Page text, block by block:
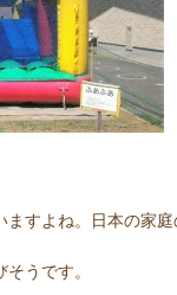
すよね。日本の家
うです。